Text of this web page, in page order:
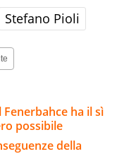
Stefano Pioli
ha il sì
possibile
della